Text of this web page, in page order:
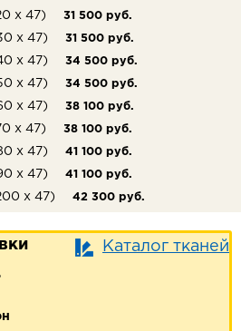
х 47) 31 500 руб.
х 47) 31 500 руб.
х 47) 34 500 руб.
х 47) 34 500 руб.
х 47) 38 100 руб.
х 47) 38 100 руб.
х 47) 41 100 руб.
х 47) 41 100 руб.
х 47) 42 300 руб.
Каталог тканей